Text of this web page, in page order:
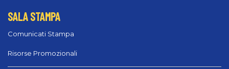
SALA STAMPA
Comunicati Stampa
Risorse Promozionali